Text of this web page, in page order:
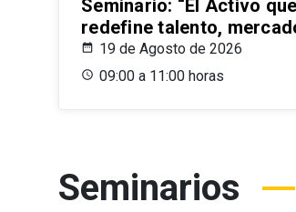
Seminario: “El Activo
redefine talento,
19 de Agosto de 2026
09:00 a 11:00 horas
Seminarios